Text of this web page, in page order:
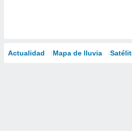
Actualidad Mapa de lluvia